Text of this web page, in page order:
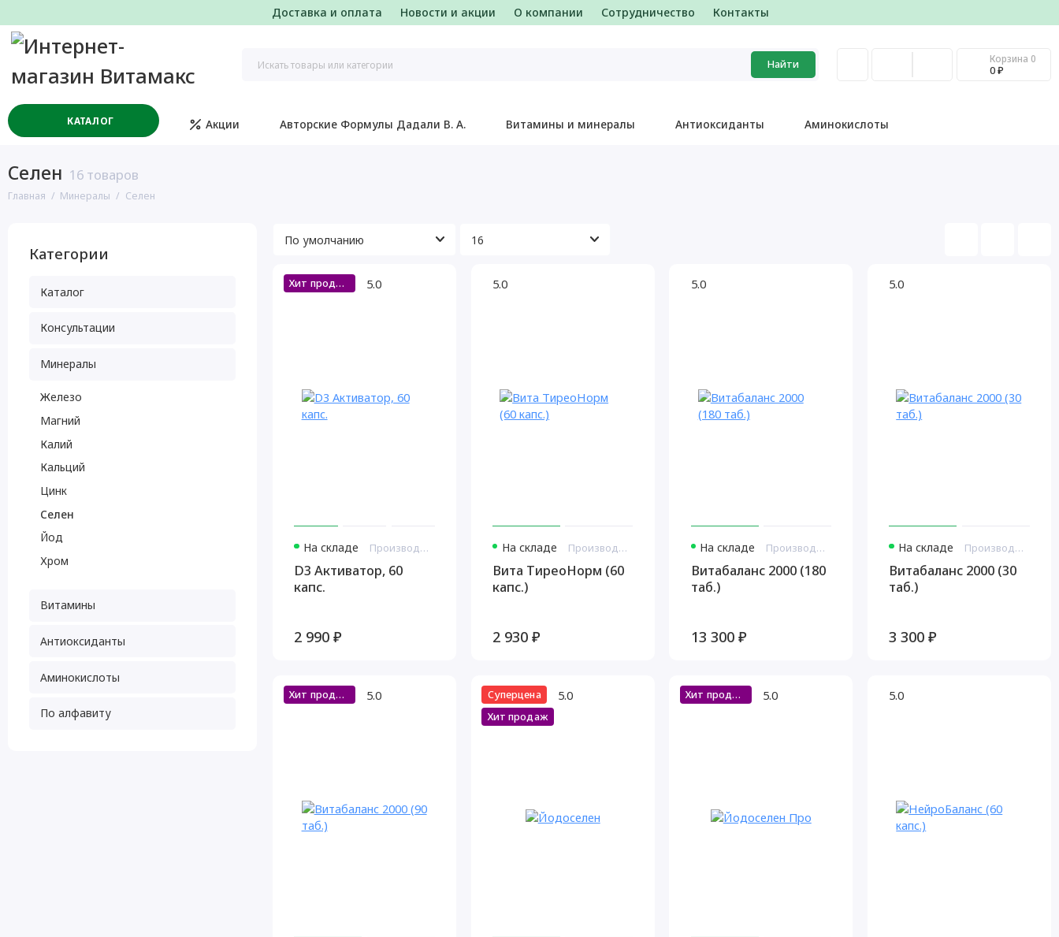
Доставка и оплата Новости и акции О компании Сотрудничество Контакты
Найти Корзина 0
0 ₽
КАТАЛОГ Акции Авторские Формулы Дадали В. А. Витамины и минералы Антиоксиданты Аминокислоты
Селен 16 товаров
Главная Минералы Селен
Категории
Каталог
Консультации
Минералы
Железо
Магний
Калий
Кальций
Цинк
Селен
Йод
Хром
Витамины
Антиоксиданты
Аминокислоты
По алфавиту
Хит продаж 5.0
На складе Производитель: Витамакс Россия
D3 Активатор, 60
капс.
2 990 ₽
5.0
На складе Производитель: Витамакс Россия
Вита ТиреоНорм (60
капс.)
2 930 ₽
5.0
На складе Производитель: Витамакс США
Витабаланс 2000 (180
таб.)
13 300 ₽
5.0
На складе Производитель: Витамакс США
Витабаланс 2000 (30
таб.)
3 300 ₽
Хит продаж 5.0
Суперцена
Хит продаж
5.0 Хит продаж 5.0 5.0